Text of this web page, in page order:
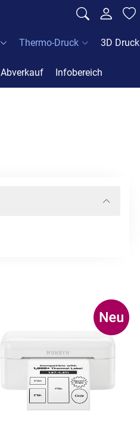
Thermo-Druck 3D Druck
Abverkauf Infobereich